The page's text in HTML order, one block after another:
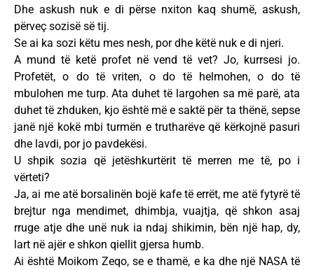
Dhe askush nuk e di përse nxiton kaq shumë, askush,
përveç sozisë së tij.
Se ai ka sozi këtu mes nesh, por dhe këtë nuk e di njeri.
A mund të ketë profet në vend të vet? Jo, kurrsesi jo.
Profetët, o do të vriten, o do të helmohen, o do të
mbulohen me turp. Ata duhet të largohen sa më parë, ata
duhet të zhduken, kjo është më e saktë për ta thënë, sepse
janë një kokë mbi turmën e trutharëve që kërkojnë pasuri
dhe lavdi, por jo pavdekësi.
U shpik sozia që jetëshkurtërit të merren me të, po i
vërteti?
Ja, ai me atë borsalinën bojë kafe të errët, me atë fytyrë të
brejtur nga mendimet, dhimbja, vuajtja, që shkon asaj
rruge atje dhe unë nuk ia ndaj shikimin, bën një hap, dy,
lart në ajër e shkon qiellit gjersa humb.
Ai është Moikom Zeqo, se e thamë, e ka dhe një NASA të